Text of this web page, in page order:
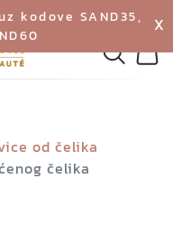
kodove SAND35,
X
od čelika
čelika